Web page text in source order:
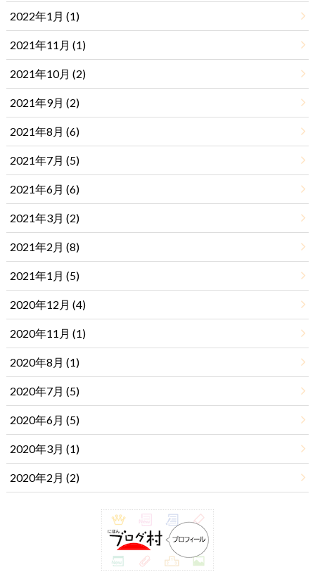
2022年1月 (1)
2021年11月 (1)
2021年10月 (2)
2021年9月 (2)
2021年8月 (6)
2021年7月 (5)
2021年6月 (6)
2021年3月 (2)
2021年2月 (8)
2021年1月 (5)
2020年12月 (4)
2020年11月 (1)
2020年8月 (1)
2020年7月 (5)
2020年6月 (5)
2020年3月 (1)
2020年2月 (2)